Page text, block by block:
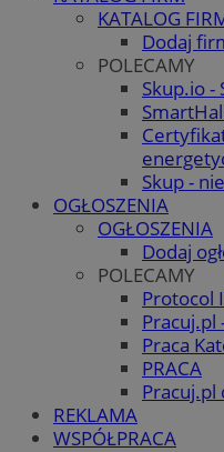
KATALOG
Dodaj
POLECAMY
Skup.io -
Skup -
OGŁOSZENIA
OGŁOSZENIA
Dodaj
POLECAMY
Protocol
Pracuj.pl
Praca
PRACA
Pracuj.pl
REKLAMA
WSPÓŁPRACA